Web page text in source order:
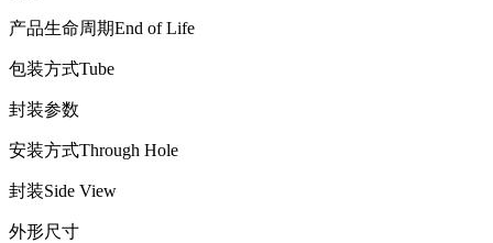
产品生命周期End of Life
包装方式Tube
封装参数
安装方式Through Hole
封装Side View
外形尺寸